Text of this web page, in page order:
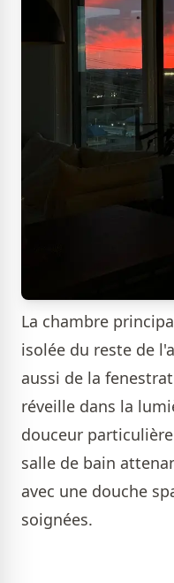
La chambre
isolée du reste de
aussi de la
réveille dans la
douceur
salle de bain
avec une douche
soignées.